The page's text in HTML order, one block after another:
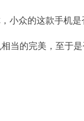
当的完美，至于